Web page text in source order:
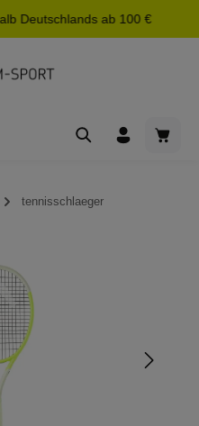
Deutschlands ab 100 €
tennisschlaeger